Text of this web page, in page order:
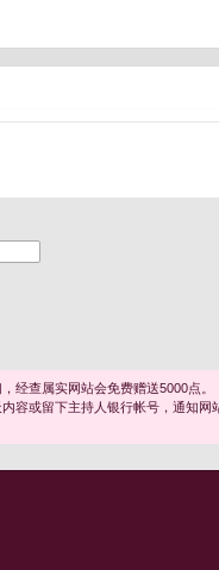
经查属实网站会免费赠送5000点。
容或留下主持人银行帐号，通知网